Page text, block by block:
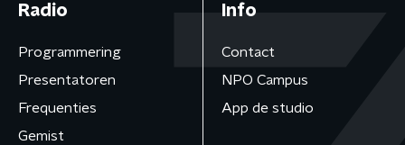
Radio
Programmering
Presentatoren
Frequenties
Gemist
Info
Contact
NPO Campus
App de studio